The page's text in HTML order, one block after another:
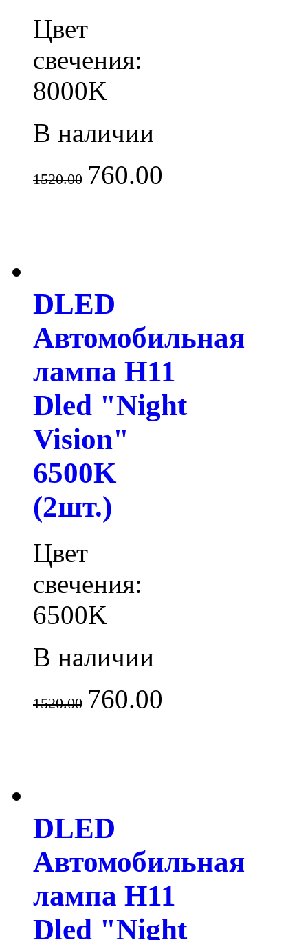
Цвет
свечения:
8000K
В наличии
1520.00 760.00
DLED
Автомобильная
лампа H11
Dled "Night
Vision"
6500K
(2шт.)
Цвет
свечения:
6500K
В наличии
1520.00 760.00
DLED
Автомобильная
лампа H11
Dled "Night